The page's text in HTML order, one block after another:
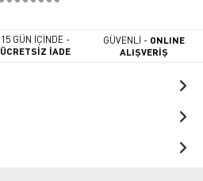
15 GÜN İÇİNDE -
ÜCRETSİZ İADE
GÜVENLİ - ONLINE
ALIŞVERİŞ